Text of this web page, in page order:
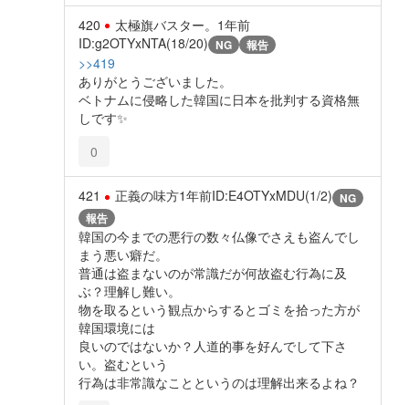
420 太極旗バスター。 1年前
ID:g2OTYxNTA(18/20) NG 報告
>>419
ありがとうございました。
ベトナムに侵略した韓国に日本を批判する資格無
しです✨️
0
421 正義の味方1年前ID:E4OTYxMDU(1/2) NG
報告
韓国の今までの悪行の数々仏像でさえも盗んでし
まう悪い癖だ。
普通は盗まないのが常識だが何故盗む行為に及
ぶ？理解し難い。
物を取るという観点からするとゴミを拾った方が
韓国環境には
良いのではないか？人道的事を好んでして下さ
い。盗むという
行為は非常識なことというのは理解出来るよね？